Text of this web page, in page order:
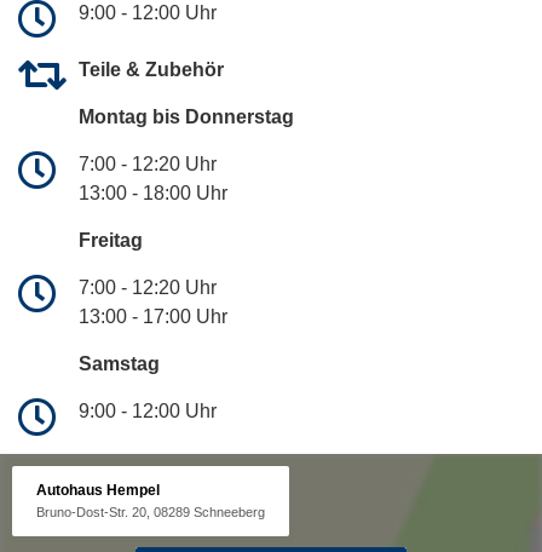
9:00 - 12:00 Uhr
Teile & Zubehör
Montag bis Donnerstag
7:00 - 12:20 Uhr
13:00 - 18:00 Uhr
Freitag
7:00 - 12:20 Uhr
13:00 - 17:00 Uhr
Samstag
9:00 - 12:00 Uhr
Autohaus Hempel
Bruno-Dost-Str. 20, 08289 Schneeberg